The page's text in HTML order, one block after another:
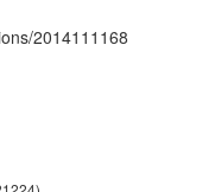
2014111168